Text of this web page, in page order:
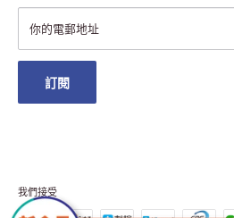
雀巢會員獎賞
澳門地區送貨
你的電郵地址
訂閱
我們接受